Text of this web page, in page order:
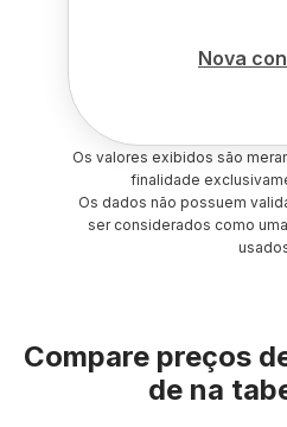
Nova
Os valores exibidos são
finalidade
Os dados não possuem
ser considerados como
Compare preços
de na